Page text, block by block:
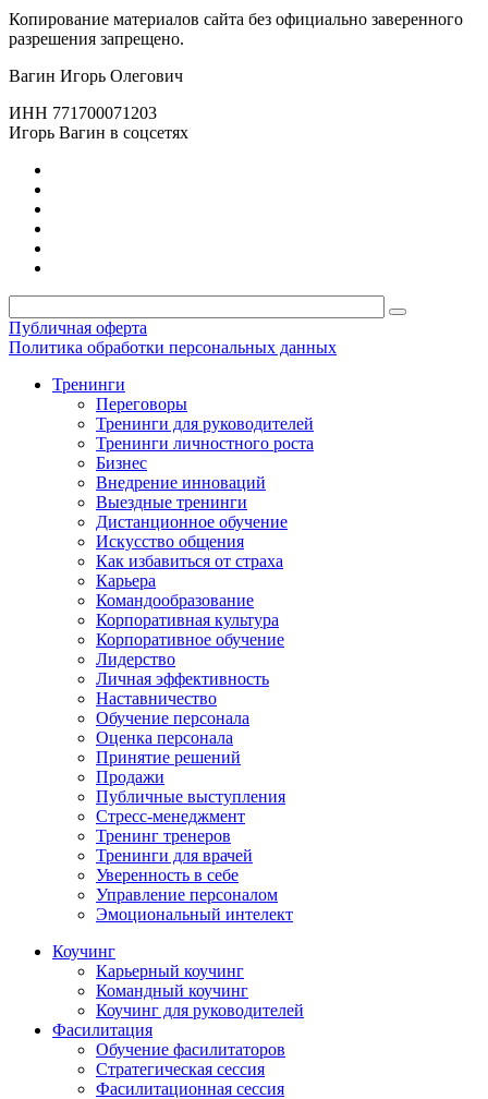
Копирование материалов сайта без официально заверенного
разрешения запрещено.
Вагин Игорь Олегович
ИНН 771700071203
Игорь Вагин в соцсетях
Публичная оферта
Политика обработки персональных данных
Тренинги
Переговоры
Тренинги для руководителей
Тренинги личностного роста
Бизнес
Внедрение инноваций
Выездные тренинги
Дистанционное обучение
Искусство общения
Как избавиться от страха
Карьера
Командообразование
Корпоративная культура
Корпоративное обучение
Лидерство
Личная эффективность
Наставничество
Обучение персонала
Оценка персонала
Принятие решений
Продажи
Публичные выступления
Стресс-менеджмент
Тренинг тренеров
Тренинги для врачей
Уверенность в себе
Управление персоналом
Эмоциональный интелект
Коучинг
Карьерный коучинг
Командный коучинг
Коучинг для руководителей
Фасилитация
Обучение фасилитаторов
Стратегическая сессия
Фасилитационная сессия